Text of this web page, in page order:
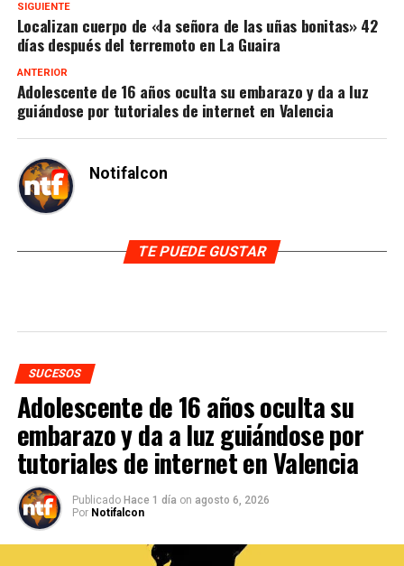
SIGUIENTE
Localizan cuerpo de «la señora de las uñas bonitas» 42
días después del terremoto en La Guaira
ANTERIOR
Adolescente de 16 años oculta su embarazo y da a luz
guiándose por tutoriales de internet en Valencia
Notifalcon
TE PUEDE GUSTAR
SUCESOS
Adolescente de 16 años oculta su
embarazo y da a luz guiándose por
tutoriales de internet en Valencia
Publicado Hace 1 día on agosto 6, 2026
Por Notifalcon